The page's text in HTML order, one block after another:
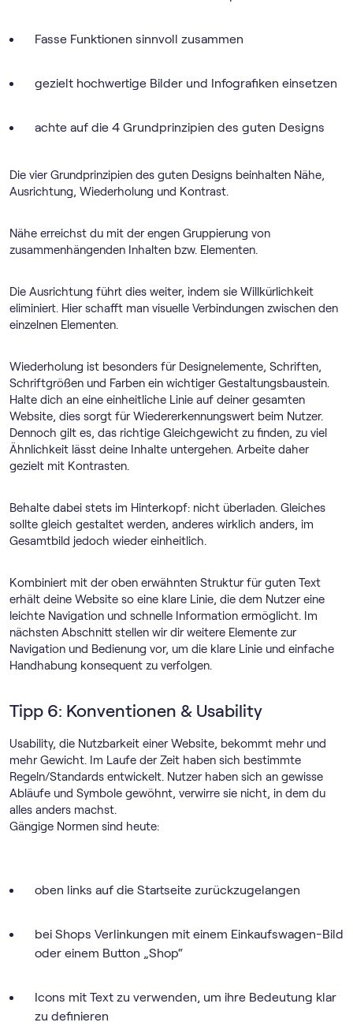
Fasse Funktionen sinnvoll zusammen
gezielt hochwertige Bilder und Infografiken einsetzen
achte auf die 4 Grundprinzipien des guten Designs
Die vier Grundprinzipien des guten Designs beinhalten Nähe,
Ausrichtung, Wiederholung und Kontrast.
Nähe erreichst du mit der engen Gruppierung von
zusammenhängenden Inhalten bzw. Elementen.
Die Ausrichtung führt dies weiter, indem sie Willkürlichkeit
eliminiert. Hier schafft man visuelle Verbindungen zwischen den
einzelnen Elementen.
Wiederholung ist besonders für Designelemente, Schriften,
Schriftgrößen und Farben ein wichtiger Gestaltungsbaustein.
Halte dich an eine einheitliche Linie auf deiner gesamten
Website, dies sorgt für Wiedererkennungswert beim Nutzer.
Dennoch gilt es, das richtige Gleichgewicht zu finden, zu viel
Ähnlichkeit lässt deine Inhalte untergehen. Arbeite daher
gezielt mit Kontrasten.
Behalte dabei stets im Hinterkopf: nicht überladen. Gleiches
sollte gleich gestaltet werden, anderes wirklich anders, im
Gesamtbild jedoch wieder einheitlich.
Kombiniert mit der oben erwähnten Struktur für guten Text
erhält deine Website so eine klare Linie, die dem Nutzer eine
leichte Navigation und schnelle Information ermöglicht. Im
nächsten Abschnitt stellen wir dir weitere Elemente zur
Navigation und Bedienung vor, um die klare Linie und einfache
Handhabung konsequent zu verfolgen.
Tipp 6: Konventionen & Usability
Usability, die Nutzbarkeit einer Website, bekommt mehr und
mehr Gewicht. Im Laufe der Zeit haben sich bestimmte
Regeln/Standards entwickelt. Nutzer haben sich an gewisse
Abläufe und Symbole gewöhnt, verwirre sie nicht, in dem du
alles anders machst.
Gängige Normen sind heute:
oben links auf die Startseite zurückzugelangen
bei Shops Verlinkungen mit einem Einkaufswagen-Bild
oder einem Button „Shop“
Icons mit Text zu verwenden, um ihre Bedeutung klar
zu definieren